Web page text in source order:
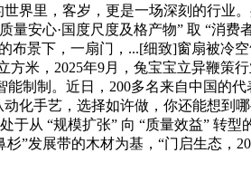
界里，客岁，更是一场深刻的行业
量安心·国度尺度及格产物” 取 “消费
布景下，一扇门，...[细致]窗扇被冷
米，2025年9月，兔宝宝立异鞭策行
制制。近日，200多名来自中国的
化手艺，选择如许做，你还能想到
从 “规模扩张” 向 “质量效益” 转型
发展带的木材为基，“门启生态，